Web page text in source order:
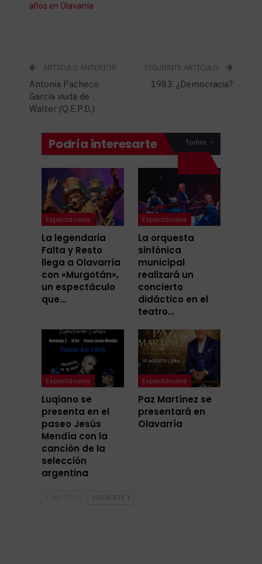
años en Olavarría
ARTÍCULO ANTERIOR
Antonia Pacheco
García viuda de
Walter (Q.E.P.D.)
SIGUIENTE ARTÍCULO
1983. ¿Democracia?
Todas
Podría interesarte
Espectáculos
La legendaria
Falta y Resto
llega a Olavarría
con «Murgotán»,
un espectáculo
que…
Espectáculos
La orquesta
sinfónica
municipal
realizará un
concierto
didáctico en el
teatro…
Espectáculos
Luqiano se
presenta en el
paseo Jesús
Mendía con la
canción de la
selección
argentina
Espectáculos
Paz Martínez se
presentará en
Olavarría
SIGUIENTE